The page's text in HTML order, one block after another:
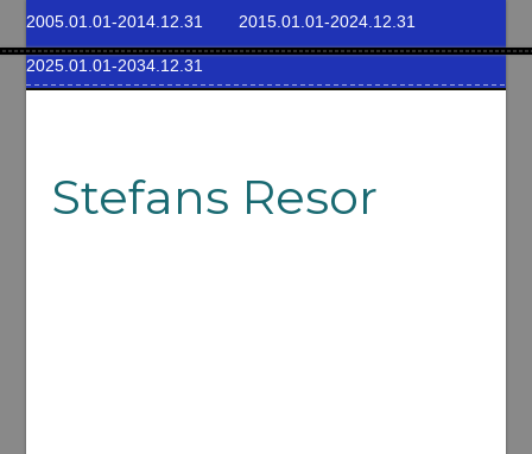
2005.01.01-2014.12.31 2015.01.01-2024.12.31
2025.01.01-2034.12.31
Stefans Resor